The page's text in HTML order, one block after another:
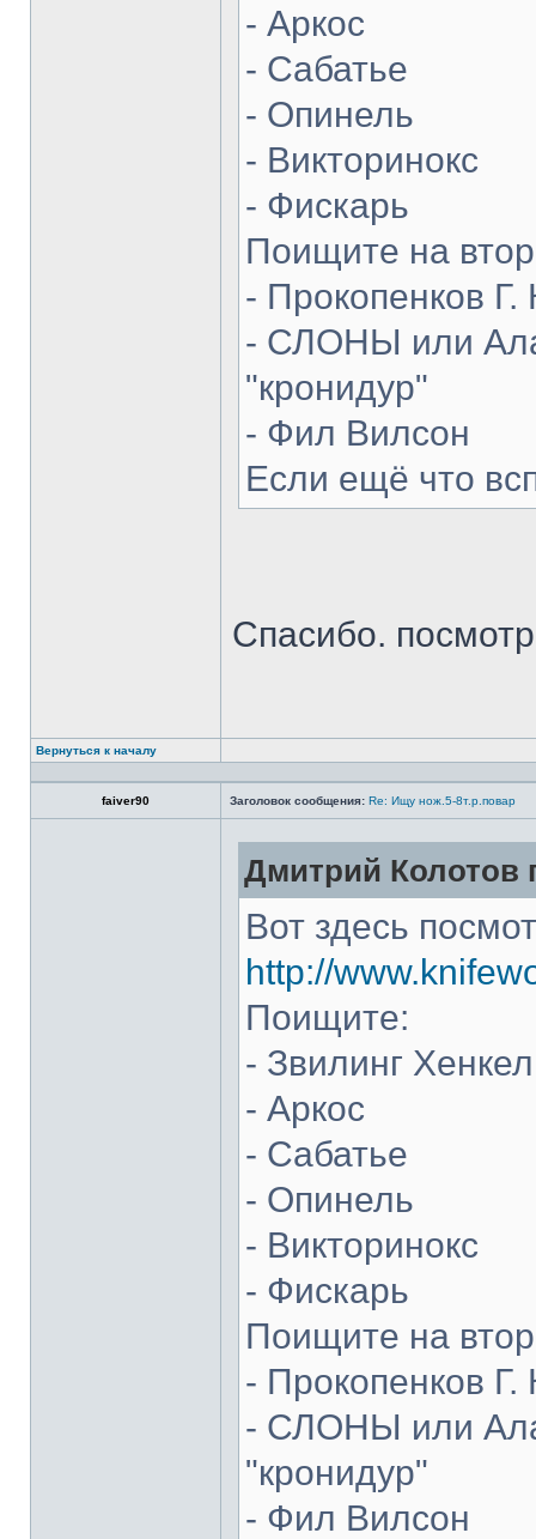
- Аркос
- Сабатье
- Опинель
- Викторинокс
- Фискарь
Поищите на
- Прокопенков Г.
- СЛОНЫ или
"кронидур"
- Фил Вилсон
Если ещё что
Спасибо.
Вернуться к началу
faiver90 Заголовок сообщения: Re: Ищу нож.5-8т.р.повар
Дмитрий Колотов
Вот здесь
http://
Поищите:
- Звилинг
- Аркос
- Сабатье
- Опинель
- Викторинокс
- Фискарь
Поищите на
- Прокопенков Г.
- СЛОНЫ или
"кронидур"
- Фил Вилсон